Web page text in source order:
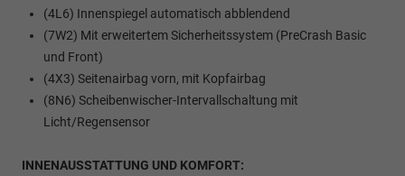
(4L6) Innenspiegel automatisch abblendend
(7W2) Mit erweitertem Sicherheitssystem (PreCrash Basic
und Front)
(4X3) Seitenairbag vorn, mit Kopfairbag
(8N6) Scheibenwischer-Intervallschaltung mit
Licht/Regensensor
INNENAUSSTATTUNG UND KOMFORT: